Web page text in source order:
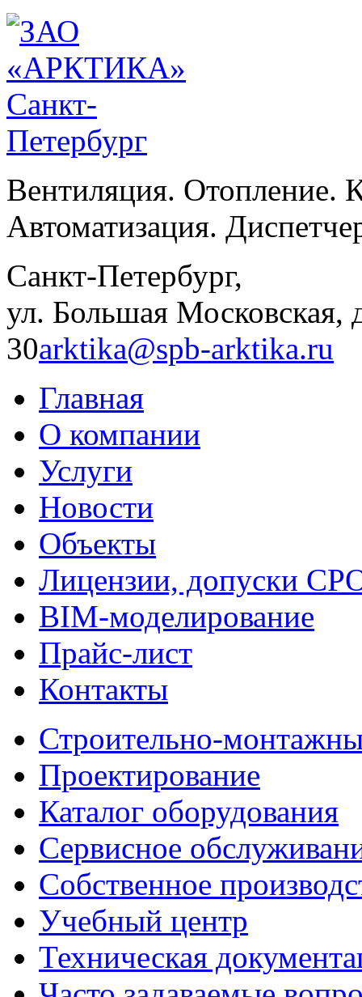
Вентиляция. Отопление.
Автоматизация.
Санкт-Петербург,
ул. Большая Московская,
30arktika@spb-arktika.ru
Главная
О компании
Услуги
Новости
Объекты
Лицензии, допуски
BIM-моделирование
Прайс-лист
Контакты
Строительно-
Проектирование
Каталог оборудования
Сервисное
Собственное
Учебный центр
Техническая